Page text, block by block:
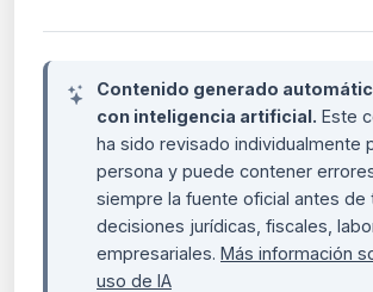
Contenido generado
con inteligencia artificial. Este
ha sido revisado individualmente
persona y puede contener
siempre la fuente oficial antes de
decisiones jurídicas, fiscales,
empresariales. Más información
uso de IA